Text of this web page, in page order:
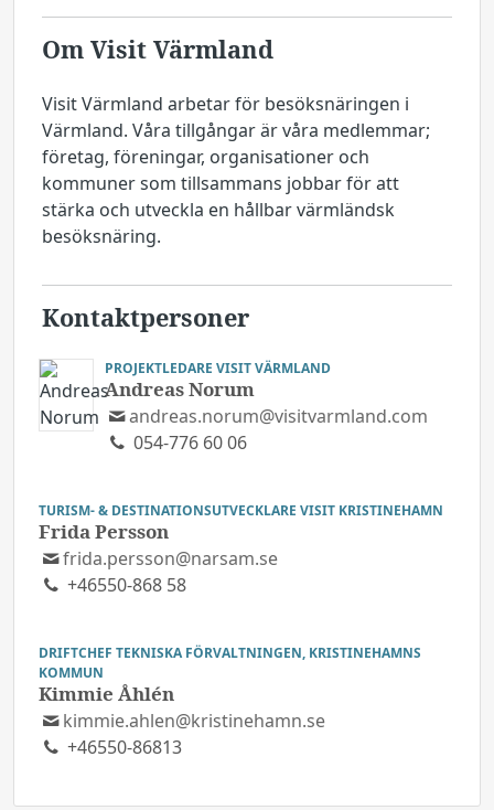
Om Visit Värmland
Visit Värmland arbetar för besöksnäringen i
Värmland. Våra tillgångar är våra medlemmar;
företag, föreningar, organisationer och
kommuner som tillsammans jobbar för att
stärka och utveckla en hållbar värmländsk
besöksnäring.
Kontaktpersoner
PROJEKTLEDARE VISIT VÄRMLAND
Andreas Norum
andreas.norum@visitvarmland.com
054-776 60 06
TURISM- & DESTINATIONSUTVECKLARE VISIT KRISTINEHAMN
Frida Persson
frida.persson@narsam.se
+46550-868 58
DRIFTCHEF TEKNISKA FÖRVALTNINGEN, KRISTINEHAMNS
KOMMUN
Kimmie Åhlén
kimmie.ahlen@kristinehamn.se
+46550-86813